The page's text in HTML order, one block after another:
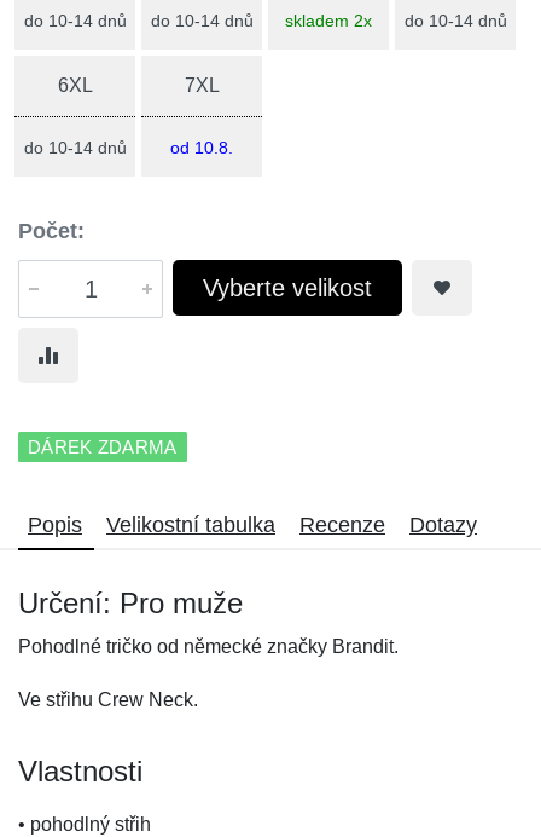
do 10-14 dnů do 10-14 dnů skladem 2x do 10-14 dnů
6XL
do 10-14 dnů
7XL
od 10.8.
Počet:
Vyberte velikost
DÁREK ZDARMA
Popis Velikostní tabulka Recenze Dotazy
Určení: Pro muže
Pohodlné tričko od německé značky Brandit.
Ve střihu Crew Neck.
Vlastnosti
• pohodlný střih